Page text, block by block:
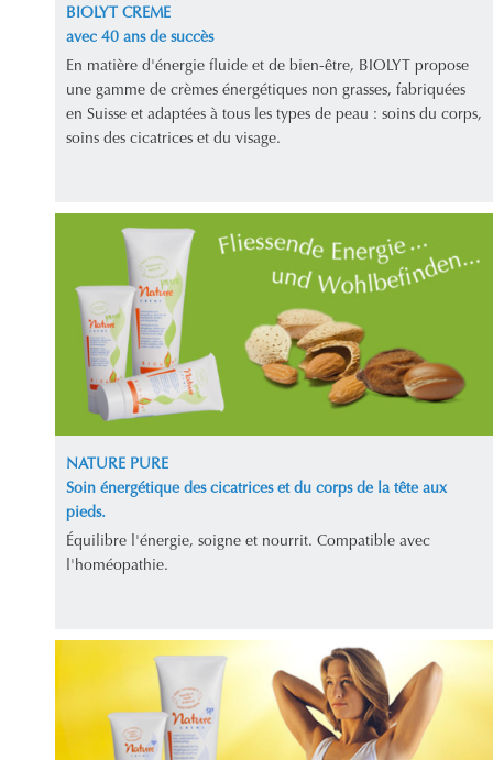
BIOLYT CREME
avec 40 ans de succès
En matière d'énergie fluide et de bien-être, BIOLYT propose
une gamme de crèmes énergétiques non grasses, fabriquées
en Suisse et adaptées à tous les types de peau : soins du corps,
soins des cicatrices et du visage.
NATURE PURE
Soin énergétique des cicatrices et du corps de la tête aux
pieds.
Équilibre l'énergie, soigne et nourrit. Compatible avec
l'homéopathie.